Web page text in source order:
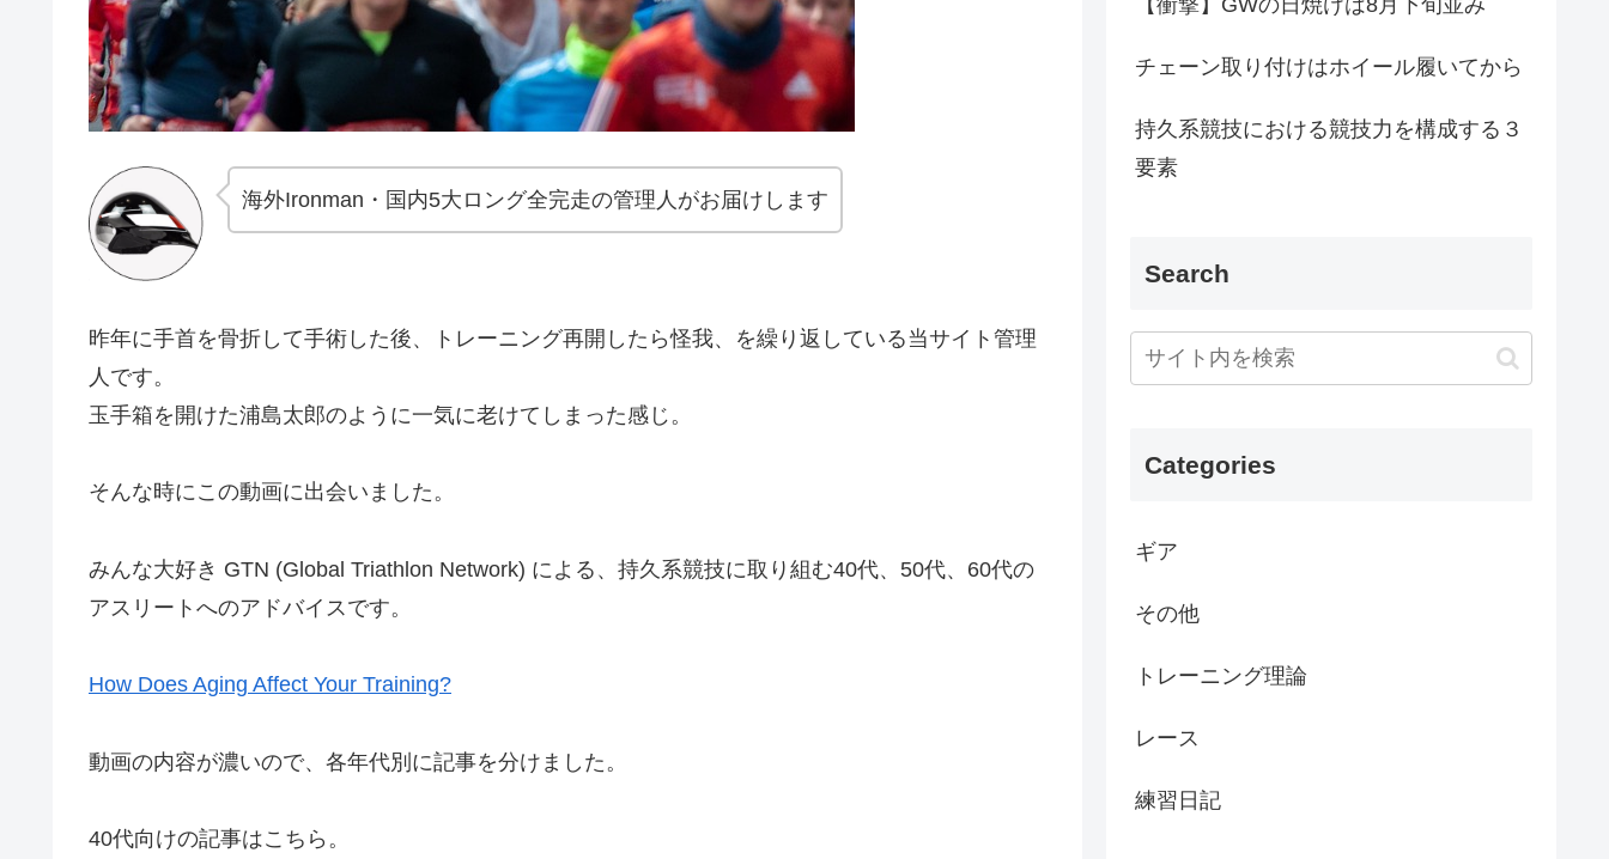
海外Ironman・国内5大ロング全完走の管理人がお届けします
昨年に手首を骨折して手術した後、トレーニング再開したら怪我、を繰り返している当サイト管理
人です。
玉手箱を開けた浦島太郎のように一気に老けてしまった感じ。
そんな時にこの動画に出会いました。
みんな大好き GTN (Global Triathlon Network) による、持久系競技に取り組む40代、50代、60代の
アスリートへのアドバイスです。
How Does Aging Affect Your Training?
動画の内容が濃いので、各年代別に記事を分けました。
40代向けの記事はこちら。
チェーン取り付けはホイール履いてから
持久系競技における競技力を構成する３
要素
Search
Categories
ギア
その他
トレーニング理論
レース
練習日記